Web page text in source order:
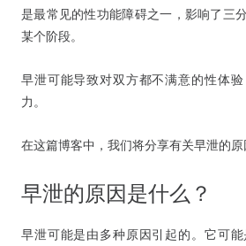
是最常见的性功能障碍之一，影响了三
某个阶段。
早泄可能导致对双方都不满意的性体
力。
在这篇博客中，我们将分享有关早泄的原
早泄的原因是什么？
早泄可能是由多种原因引起的。它可